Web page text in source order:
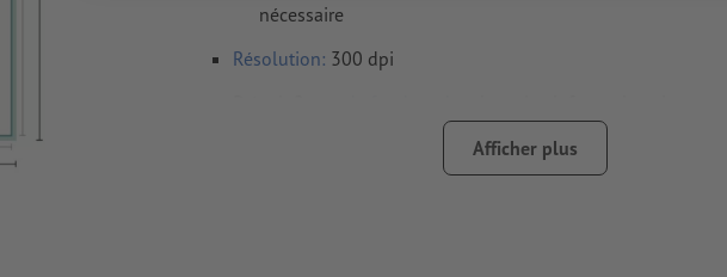
nécessaire
Résolution: 300 dpi
distance de min. 4 mm du format final
CMJN, FOGRA51 (PSO Coated v3) pour les
Afficher plus